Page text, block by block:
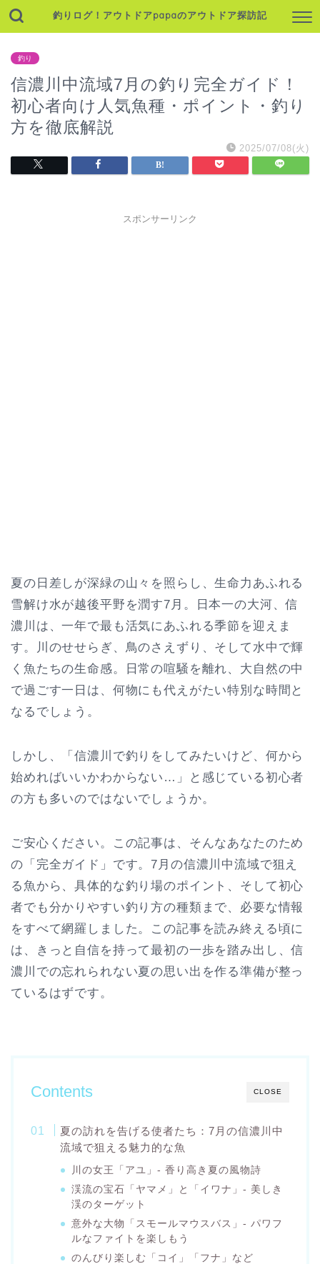
釣りログ！アウトドアpapaのアウトドア探訪記
釣り
信濃川中流域7月の釣り完全ガイド！
初心者向け人気魚種・ポイント・釣り
方を徹底解説
2025/07/08(火)
スポンサーリンク
夏の日差しが深緑の山々を照らし、生命力あふれる
雪解け水が越後平野を潤す7月。日本一の大河、信
濃川は、一年で最も活気にあふれる季節を迎えま
す。川のせせらぎ、鳥のさえずり、そして水中で輝
く魚たちの生命感。日常の喧騒を離れ、大自然の中
で過ごす一日は、何物にも代えがたい特別な時間と
なるでしょう。
しかし、「信濃川で釣りをしてみたいけど、何から
始めればいいかわからない…」と感じている初心者
の方も多いのではないでしょうか。
ご安心ください。この記事は、そんなあなたのため
の「完全ガイド」です。7月の信濃川中流域で狙え
る魚から、具体的な釣り場のポイント、そして初心
者でも分かりやすい釣り方の種類まで、必要な情報
をすべて網羅しました。この記事を読み終える頃に
は、きっと自信を持って最初の一歩を踏み出し、信
濃川での忘れられない夏の思い出を作る準備が整っ
ているはずです。
CLOSE
Contents
夏の訪れを告げる使者たち：7月の信濃川中
流域で狙える魅力的な魚
川の女王「アユ」- 香り高き夏の風物詩
渓流の宝石「ヤマメ」と「イワナ」- 美しき
渓のターゲット
意外な大物「スモールマウスバス」- パワフ
ルなファイトを楽しもう
のんびり楽しむ「コイ」「フナ」など